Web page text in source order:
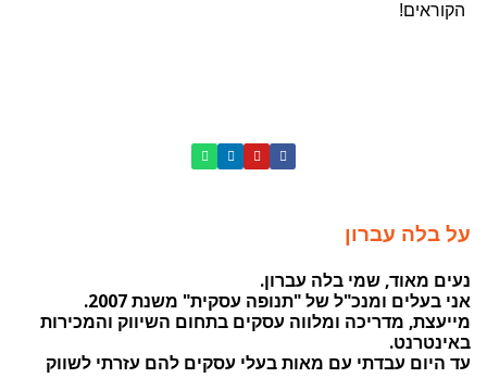
הקוראים!
על בלה עברון
נעים מאוד, שמי בלה עברון.
אני בעלים ומנכ"ל של "תנופה עסקית" משנת 2007.
מייעצת, מדריכה ומלווה עסקים בתחום השיווק והמכירות
באינטרנט.
עד היום עבדתי עם מאות בעלי עסקים להם עזרתי לשווק